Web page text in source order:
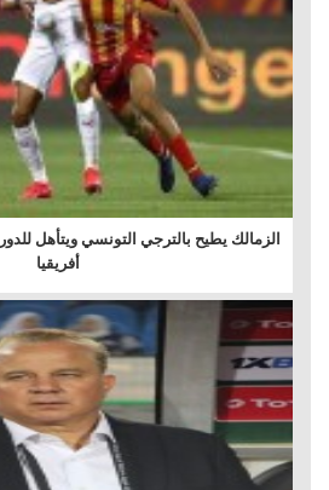
الزمالك يطيح بالترجي التونسي ويتأهل
أفريقيا